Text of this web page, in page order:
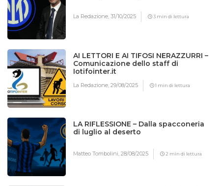
La Redazione,31/10/2025 3 min di lettura
AI LETTORI E AI TIFOSI NERAZZURRI –
Comunicazione dello staff di
Iotifointer.it
La Redazione,29/08/2025 1 min di lettura
LA RIFLESSIONE – Dalla spacconeria
di luglio al deserto
Matteo Tombolini,28/08/2025 2 min di lettura